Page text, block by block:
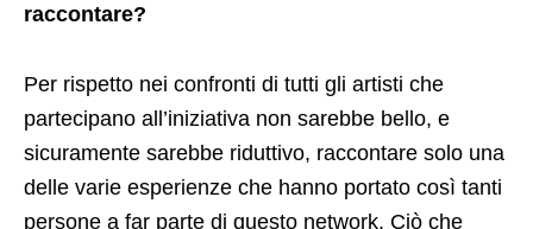
raccontare?
Per rispetto nei confronti di tutti gli artisti che
partecipano all’iniziativa non sarebbe bello, e
sicuramente sarebbe riduttivo, raccontare solo una
delle varie esperienze che hanno portato così tanti
persone a far parte di questo network. Ciò che